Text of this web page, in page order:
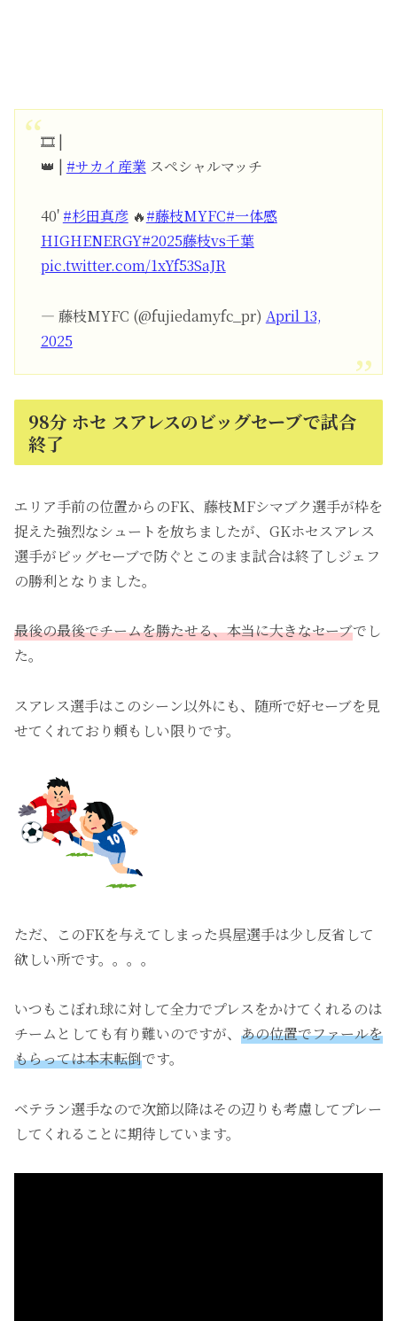
🎞️ |
👑 | #サカイ産業スペシャルマッチ
40' #杉田真彦🔥#藤枝MYFC#一体感
HIGHENERGY#2025藤枝vs千葉
pic.twitter.com/1xYf53SaJR
— 藤枝MYFC (@fujiedamyfc_pr) April 13,
2025
98分 ホセ スアレスのビッグセーブで試合
終了
エリア手前の位置からのFK、藤枝MFシマブク選手が枠を
捉えた強烈なシュートを放ちましたが、GKホセスアレス
選手がビッグセーブで防ぐとこのまま試合は終了しジェフ
の勝利となりました。
最後の最後でチームを勝たせる、本当に大きなセーブでし
た。
スアレス選手はこのシーン以外にも、随所で好セーブを見
せてくれており頼もしい限りです。
ただ、このFKを与えてしまった呉屋選手は少し反省して
欲しい所です。。。。
いつもこぼれ球に対して全力でプレスをかけてくれるのは
チームとしても有り難いのですが、 あの位置でファールを
もらっては本末転倒です。
ベテラン選手なので次節以降はその辺りも考慮してプレー
してくれることに期待しています。